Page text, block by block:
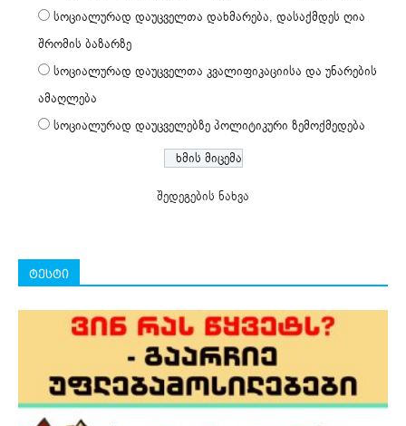
სოციალურად დაუცველთა დახმარება, დასაქმდეს ღია
შრომის ბაზარზე
სოციალურად დაუცველთა კვალიფიკაციისა და უნარების
ამაღლება
სოციალურად დაუცველებზე პოლიტიკური ზემოქმედება
შედეგების ნახვა
ტესტი